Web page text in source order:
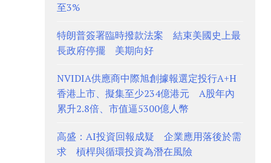
至3%
特朗普簽署臨時撥款法案 結束美國史上最
長政府停擺 美期向好
NVIDIA供應商中際旭創據報選定投行A+H
香港上市、擬集至少234億港元 A股年內
累升2.8倍、市值逼5300億人幣
高盛：AI投資回報成疑 企業應用落後於需
求 槓桿與循環投資為潛在風險